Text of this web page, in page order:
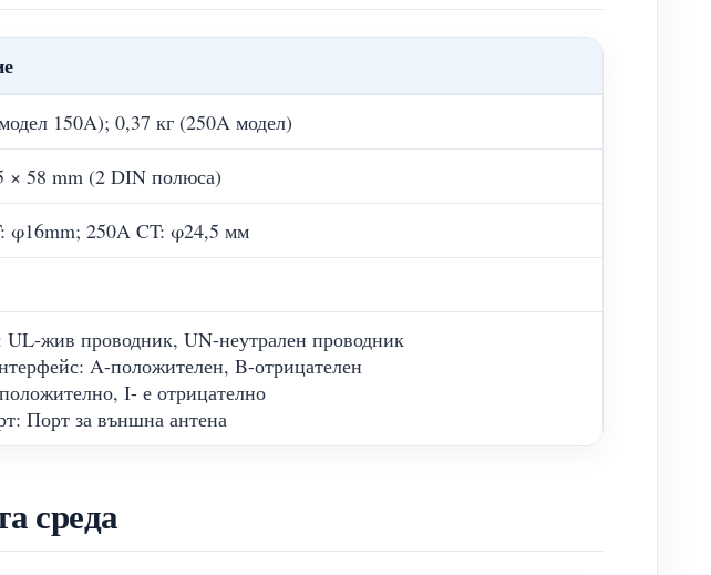
150A); 0,37 кг (250A модел)
× 58 mm (2 DIN полюса)
φ16mm; 250A CT: φ24,5 мм
UL-жив проводник, UN-неутрален проводник
A-положителен, B-отрицателен
I- е отрицателно
Порт за външна антена
среда